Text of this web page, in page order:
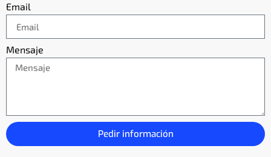
Email
Mensaje
Pedir información